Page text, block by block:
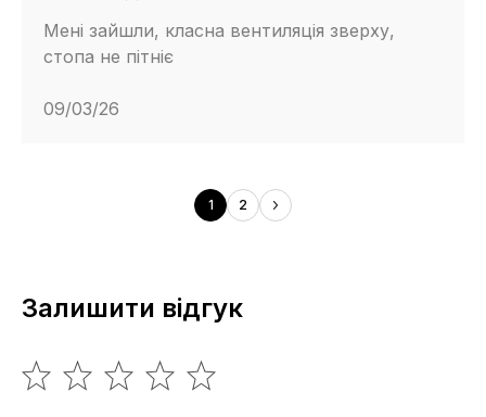
Мені зайшли, класна вентиляція зверху,
стопа не пітніє
09/03/26
1 2
Залишити відгук